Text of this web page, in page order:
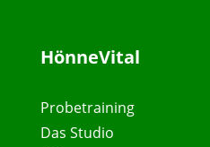
HönneVital
Probetraining
Das Studio